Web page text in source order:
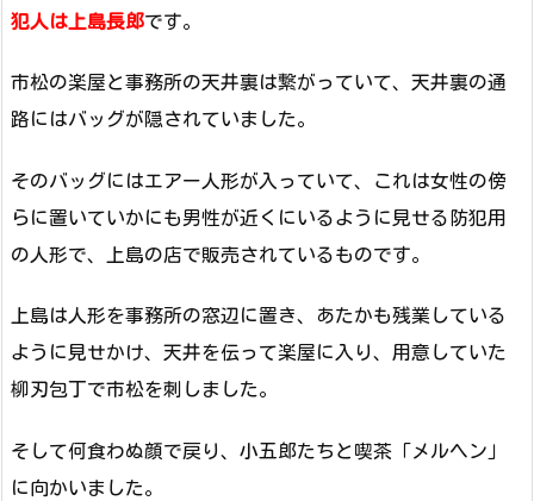
犯人は上島長郎です。
市松の楽屋と事務所の天井裏は繋がっていて、天井裏の通
路にはバッグが隠されていました。
そのバッグにはエアー人形が入っていて、これは女性の傍
らに置いていかにも男性が近くにいるように見せる防犯用
の人形で、上島の店で販売されているものです。
上島は人形を事務所の窓辺に置き、あたかも残業している
ように見せかけ、天井を伝って楽屋に入り、用意していた
柳刃包丁で市松を刺しました。
そして何食わぬ顔で戻り、小五郎たちと喫茶「メルヘン」
に向かいました。